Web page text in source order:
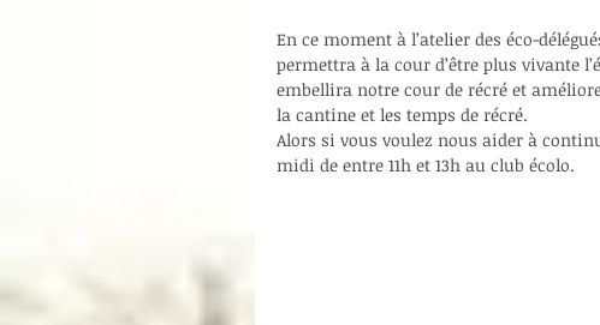
En ce moment à l’atelier des éco-
permettra à la cour d’être plus vivante
embellira notre cour de récré et
la cantine et les temps de récré.
Alors si vous voulez nous aider à
midi de entre 11h et 13h au club écolo.